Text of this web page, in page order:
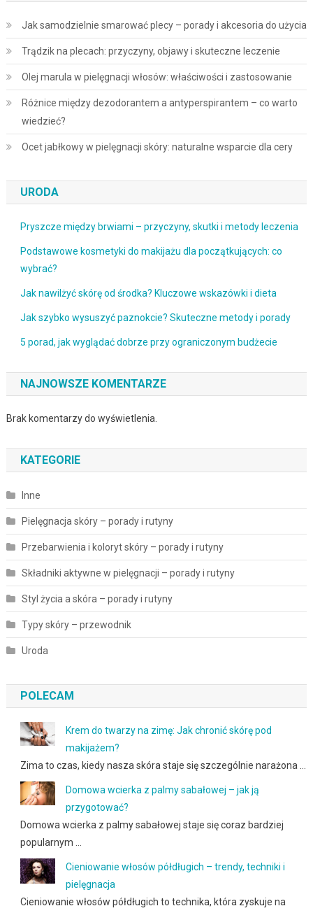
Jak samodzielnie smarować plecy – porady i akcesoria do użycia
Trądzik na plecach: przyczyny, objawy i skuteczne leczenie
Olej marula w pielęgnacji włosów: właściwości i zastosowanie
Różnice między dezodorantem a antyperspirantem – co warto
wiedzieć?
Ocet jabłkowy w pielęgnacji skóry: naturalne wsparcie dla cery
URODA
Pryszcze między brwiami – przyczyny, skutki i metody leczenia
Podstawowe kosmetyki do makijażu dla początkujących: co
wybrać?
Jak nawilżyć skórę od środka? Kluczowe wskazówki i dieta
Jak szybko wysuszyć paznokcie? Skuteczne metody i porady
5 porad, jak wyglądać dobrze przy ograniczonym budżecie
NAJNOWSZE KOMENTARZE
Brak komentarzy do wyświetlenia.
KATEGORIE
Inne
Pielęgnacja skóry – porady i rutyny
Przebarwienia i koloryt skóry – porady i rutyny
Składniki aktywne w pielęgnacji – porady i rutyny
Styl życia a skóra – porady i rutyny
Typy skóry – przewodnik
Uroda
POLECAM
Krem do twarzy na zimę: Jak chronić skórę pod
makijażem?
Zima to czas, kiedy nasza skóra staje się szczególnie narażona …
Domowa wcierka z palmy sabałowej – jak ją
przygotować?
Domowa wcierka z palmy sabałowej staje się coraz bardziej
popularnym …
Cieniowanie włosów półdługich – trendy, techniki i
pielęgnacja
Cieniowanie włosów półdługich to technika, która zyskuje na